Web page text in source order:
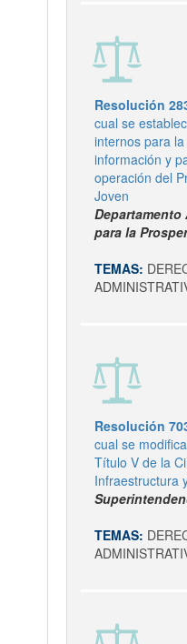
Resolución
cual se
internos para
información y
operación del
Joven
para la
TEMAS:
Resolución
cual se
Título V de la
Infraestructura
TEMAS: